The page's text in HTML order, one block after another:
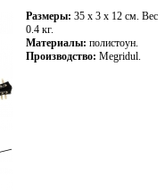
Размеры: 35 x 3 x 12 см. Вес
0.4 кг.
Материалы: полистоун.
Производство: Megridul.